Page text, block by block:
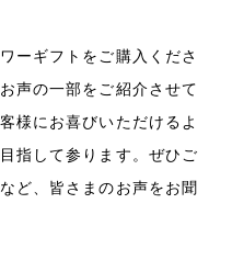
ーギフトをご購入くださ
声の一部をご紹介させて
様にお喜びいただけるよ
指して参ります。ぜひご
ど、皆さまのお声をお聞